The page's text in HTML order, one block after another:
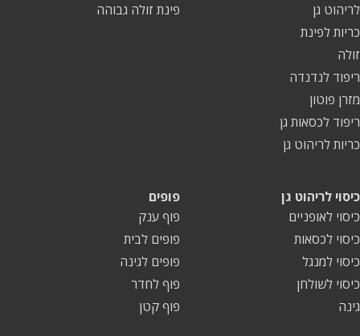
פינת זולה גבוהה
לריהוט גן
כריות לפינת
זולה
ריפוד לנדנדה
מזרן פוטון
ריפוד לכסאות גן
כריות לריהוט גן
פופים
פוף ענק
פופים לבית
פופים לגינה
פוף לחדר
פוף קטן
כיסוי לריהוט גן
כיסוי לאופניים
כיסוי לכסאות
כיסוי למנגל
כיסוי לשולחן
גינה